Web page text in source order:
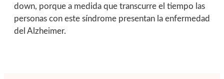
down, porque a medida que transcurre el tiempo las
personas con este síndrome presentan la enfermedad
del Alzheimer.